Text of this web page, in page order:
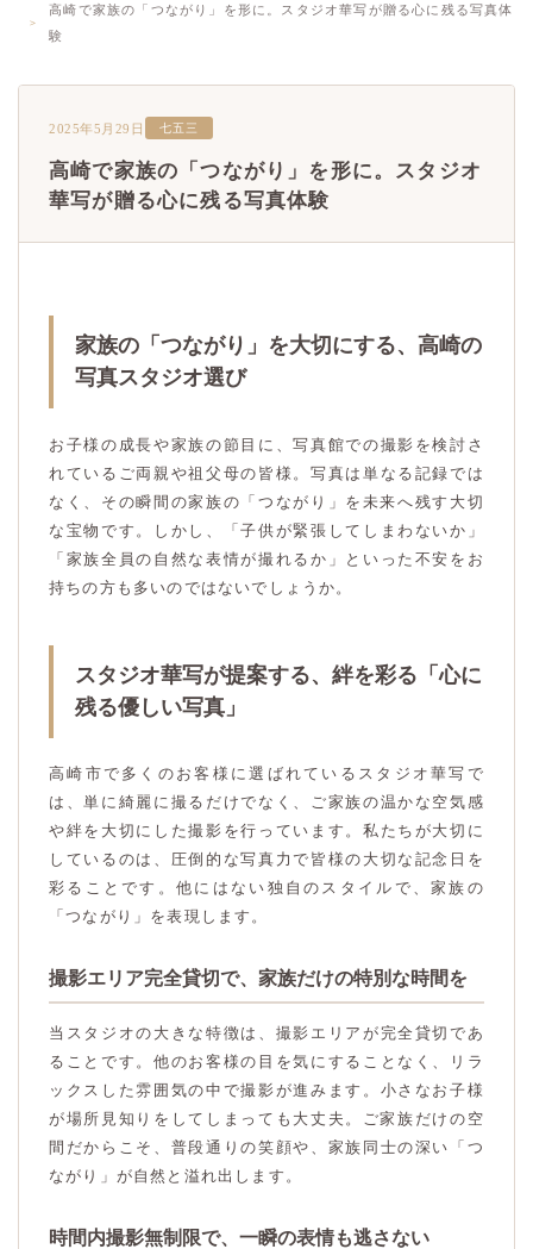
高崎で家族の「つながり」を形に。スタジオ華写が贈る心に残る写真体
験
2025年5月29日 七五三
高崎で家族の「つながり」を形に。スタジオ
華写が贈る心に残る写真体験
家族の「つながり」を大切にする、高崎の
写真スタジオ選び
お子様の成長や家族の節目に、写真館での撮影を検討さ
れているご両親や祖父母の皆様。写真は単なる記録では
なく、その瞬間の家族の「つながり」を未来へ残す大切
な宝物です。しかし、「子供が緊張してしまわないか」
「家族全員の自然な表情が撮れるか」といった不安をお
持ちの方も多いのではないでしょうか。
スタジオ華写が提案する、絆を彩る「心に
残る優しい写真」
高崎市で多くのお客様に選ばれているスタジオ華写で
は、単に綺麗に撮るだけでなく、ご家族の温かな空気感
や絆を大切にした撮影を行っています。私たちが大切に
しているのは、圧倒的な写真力で皆様の大切な記念日を
彩ることです。他にはない独自のスタイルで、家族の
「つながり」を表現します。
撮影エリア完全貸切で、家族だけの特別な時間を
当スタジオの大きな特徴は、撮影エリアが完全貸切であ
ることです。他のお客様の目を気にすることなく、リラ
ックスした雰囲気の中で撮影が進みます。小さなお子様
が場所見知りをしてしまっても大丈夫。ご家族だけの空
間だからこそ、普段通りの笑顔や、家族同士の深い「つ
ながり」が自然と溢れ出します。
時間内撮影無制限で、一瞬の表情も逃さない